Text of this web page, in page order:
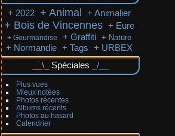
+ 2022
+ Animal + Animalier
+ Bois de Vincennes + Eure
+ Gourmandise + Graffiti + Nature
+ Normandie + Tags + URBEX
Spéciales
Plus vues
Mieux notées
Photos récentes
Albums récents
Photos au hasard
Calendrier